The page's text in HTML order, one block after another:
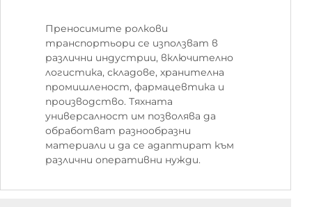
Преносимите ролкови
транспортьори се използват в
различни индустрии, включително
логистика, складове, хранителна
промишленост, фармацевтика и
производство. Тяхната
универсалност им позволява да
обработват разнообразни
материали и да се адаптират към
различни оперативни нужди.